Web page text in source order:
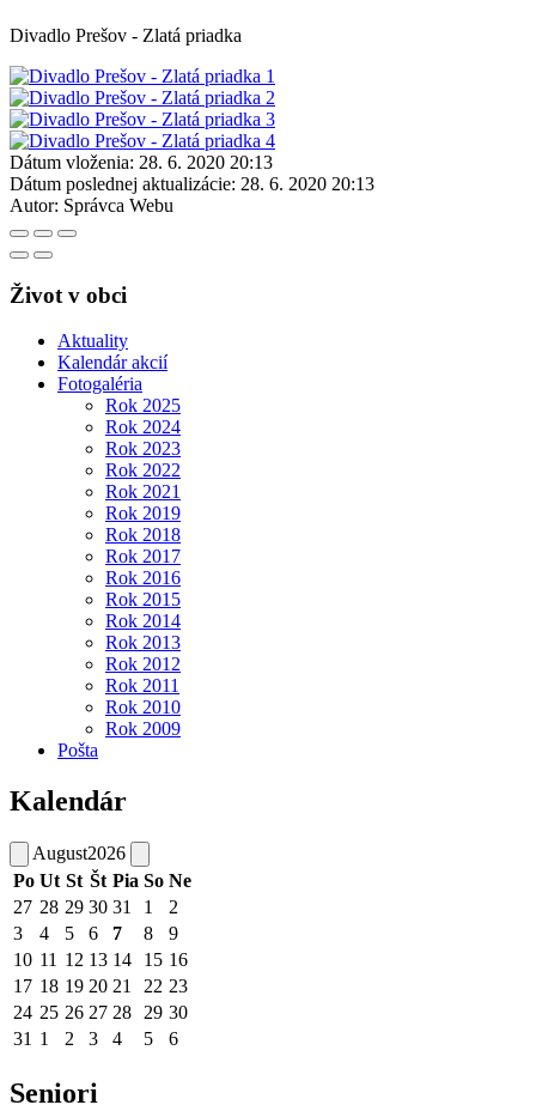
Divadlo Prešov - Zlatá priadka
Dátum vloženia: 28. 6. 2020 20:13
Dátum poslednej aktualizácie: 28. 6. 2020 20:13
Autor: Správca Webu
Život v obci
Aktuality
Kalendár akcií
Fotogaléria
Rok 2025
Rok 2024
Rok 2023
Rok 2022
Rok 2021
Rok 2019
Rok 2018
Rok 2017
Rok 2016
Rok 2015
Rok 2014
Rok 2013
Rok 2012
Rok 2011
Rok 2010
Rok 2009
Pošta
Kalendár
August2026
Po Ut St Št Pia So Ne
27 28 29 30 31 1
2
3
4 5 6 7 8
9
10 11 12 13 14 15 16
17 18 19 20 21 22 23
24 25 26 27 28 29 30
31 1 2 3 4 5 6
Seniori